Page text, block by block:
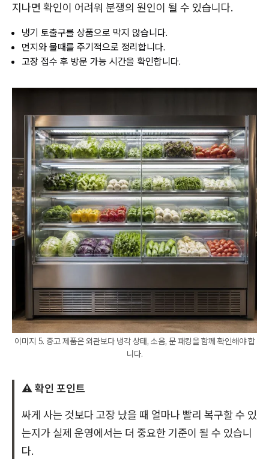
지나면 확인이 어려워 분쟁의 원인이 될 수 있습니다.
냉기 토출구를 상품으로 막지 않습니다.
먼지와 물때를 주기적으로 정리합니다.
고장 접수 후 방문 가능 시간을 확인합니다.
이미지 5. 중고 제품은 외관보다 냉각 상태, 소음, 문 패킹을 함께 확인해야 합
니다.
⚠️ 확인 포인트
싸게 사는 것보다 고장 났을 때 얼마나 빨리 복구할 수 있
는지가 실제 운영에서는 더 중요한 기준이 될 수 있습니
다.